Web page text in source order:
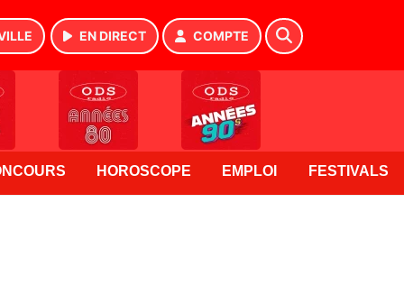
EN DIRECT COMPTE
HOROSCOPE EMPLOI FESTIVALS